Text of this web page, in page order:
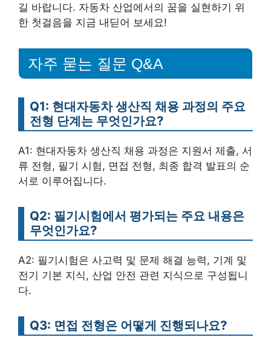
길 바랍니다. 자동차 산업에서의 꿈을 실현하기 위
한 첫걸음을 지금 내딛어 보세요!
자주 묻는 질문 Q&A
Q1: 현대자동차 생산직 채용 과정의 주요
전형 단계는 무엇인가요?
A1: 현대자동차 생산직 채용 과정은 지원서 제출, 서
류 전형, 필기 시험, 면접 전형, 최종 합격 발표의 순
서로 이루어집니다.
Q2: 필기시험에서 평가되는 주요 내용은
무엇인가요?
A2: 필기시험은 사고력 및 문제 해결 능력, 기계 및
전기 기본 지식, 산업 안전 관련 지식으로 구성됩니
다.
Q3: 면접 전형은 어떻게 진행되나요?